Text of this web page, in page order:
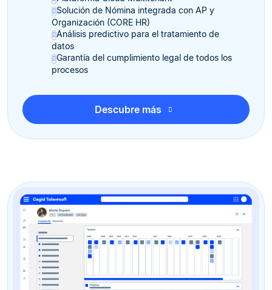
Solución de Nómina integrada con AP y
Organización (CORE HR)
Análisis predictivo para el tratamiento de
datos
Garantía del cumplimiento legal de todos los
procesos
Descubre más